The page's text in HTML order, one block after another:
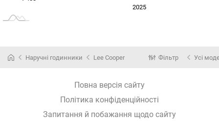
2025
Наручні годинники Lee Cooper Фільтр Усі
Повна версія сайту
Політика конфіденційності
Запитання й побажання щодо сайту